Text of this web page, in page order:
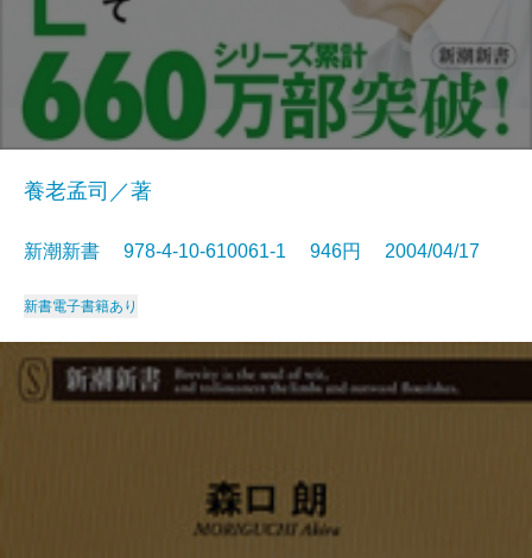
養老孟司／著
新潮新書 978-4-10-610061-1 946円 2004/04/17
新書電子書籍あり